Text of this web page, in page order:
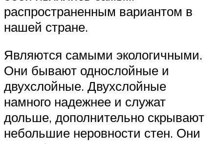
распространенным вариантом в
нашей стране.
Являются самыми экологичными.
Они бывают однослойные и
двухслойные. Двухслойные
намного надежнее и служат
дольше, дополнительно скрывают
небольшие неровности стен. Они